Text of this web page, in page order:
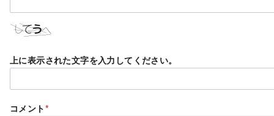
上に表示された文字を入力してください。
コメント*